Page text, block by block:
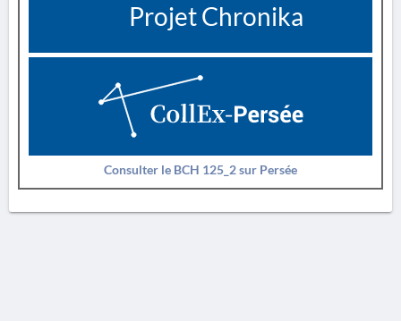
Projet Chronika
Consulter le BCH 125_2 sur Persée